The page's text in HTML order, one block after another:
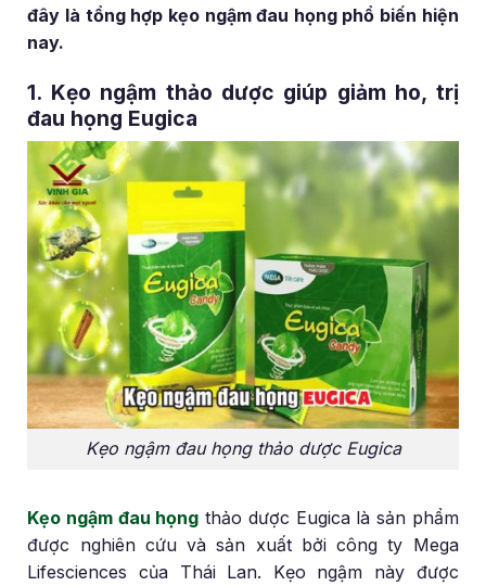
đây là tổng hợp kẹo ngậm đau họng phổ biến hiện
nay.
1. Kẹo ngậm thảo dược giúp giảm ho, trị
đau họng Eugica
Kẹo ngậm đau họng thảo dược Eugica
Kẹo ngậm đau họng thảo dược Eugica là sản phẩm
được nghiên cứu và sản xuất bởi công ty Mega
Lifesciences của Thái Lan. Kẹo ngậm này được